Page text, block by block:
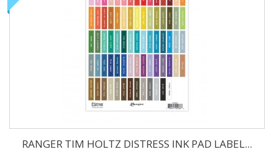
RANGER TIM HOLTZ DISTRESS INK PAD LABEL...